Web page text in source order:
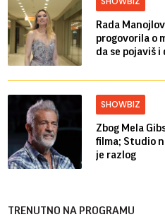
Rada
progovorila o
da se pojaviš
SHOWBIZ
Zbog Mela
filma; Studio
je razlog
TRENUTNO NA PROGRAMU